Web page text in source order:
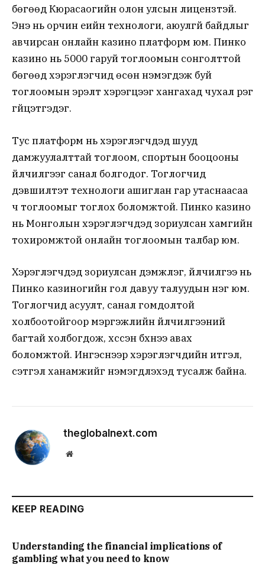
бөгөөд Кюрасаогийн олон улсын лицензтэй.
Энэ нь орчин үеийн технологи, аюулгүй байдлыг
авчирсан онлайн казино платформ юм. Пинко
казино нь 5000 гаруй тоглоомын сонголттой
бөгөөд хэрэглэгчид өсөн нэмэгдэж буй
тоглоомын эрэлт хэрэгцээг хангахад чухал үүрэг
гүйцэтгэдэг.
Тус платформ нь хэрэглэгчдэд шууд
дамжуулалттай тоглоом, спортын бооцооны
үйлчилгээг санал болгодог. Тоглогчид
дэвшилтэт технологи ашиглан гар утаснаасаа
ч тоглоомыг тоглох боломжтой. Пинко казино
нь Монголын хэрэглэгчдэд зориулсан хамгийн
тохиромжтой онлайн тоглоомын талбар юм.
Хэрэглэгчдэд зориулсан дэмжлэг, үйлчилгээ нь
Пинко казиногийн гол давуу талуудын нэг юм.
Тоглогчид асуулт, санал гомдолтой
холбоотойгоор мэргэжлийн үйлчилгээний
багтай холбогдож, хүссэн бүхнээ авах
боломжтой. Ингэснээр хэрэглэгчдийн итгэл,
сэтгэл ханамжийг нэмэгдүүлэхэд тусалж байна.
theglobalnext.com
Website
KEEP READING
Understanding the financial implications of
gambling what you need to know